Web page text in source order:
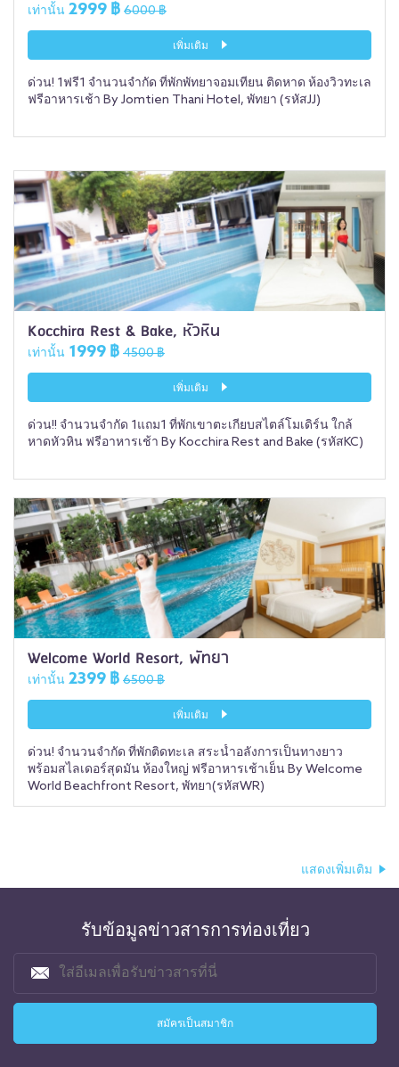
เท่านั้น 2999 ฿ 6000 ฿
เพิ่มเติม
ด่วน! 1ฟรี1 จำนวนจำกัด ที่พักพัทยาจอมเทียน ติดหาด ห้องวิวทะเล
ฟรีอาหารเช้า By Jomtien Thani Hotel, พัทยา (รหัสJJ)
Kocchira Rest & Bake, หัวหิน
เท่านั้น 1999 ฿ 4500 ฿
เพิ่มเติม
ด่วน!! จำนวนจำกัด 1แถม1 ที่พักเขาตะเกียบสไตล์โมเดิร์น ใกล้
หาดหัวหิน ฟรีอาหารเช้า By Kocchira Rest and Bake (รหัสKC)
Welcome World Resort, พัทยา
เท่านั้น 2399 ฿ 6500 ฿
เพิ่มเติม
ด่วน! จำนวนจำกัด ที่พักติดทะเล สระน้ำอลังการเป็นทางยาว
พร้อมสไลเดอร์สุดมัน ห้องใหญ่ ฟรีอาหารเช้าเย็น By Welcome
World Beachfront Resort, พัทยา(รหัสWR)
แสดงเพิ่มเติม
รับข้อมูลข่าวสารการท่องเที่ยว